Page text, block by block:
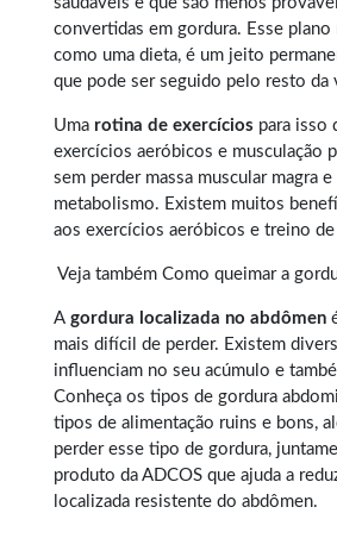
convertidas em gordura. Esse
como uma dieta, é um jeito
que pode ser seguido pelo resto da
Uma rotina de exercícios para isso
exercícios aeróbicos e musculação
sem perder massa muscular magra
metabolismo. Existem muitos
aos exercícios aeróbicos e treino
Veja também Como queimar a
A gordura localizada no abdômen
mais difícil de perder. Existem
influenciam no seu acúmulo e
Conheça os tipos de gordura
tipos de alimentação ruins e bons,
perder esse tipo de gordura,
produto da ADCOS que ajuda a
localizada resistente do abdômen.